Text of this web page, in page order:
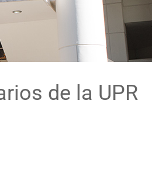
de la UPR